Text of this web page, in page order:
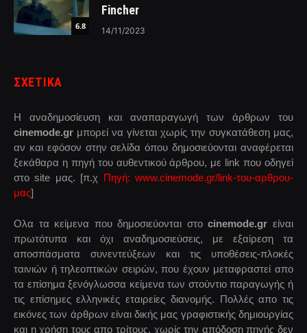
6.8
Fincher
14/11/2023
ΣΧΕΤΙΚΑ
Η αναδημοσίευση και αναπαραγωγή των άρθρων του
cinemode.gr μπορεί να γίνεται χωρίς την συγκατάθεση μας,
αν και εφόσον στην σελίδα όπου δημοσιεύονται αναφέρεται
ξεκάθαρα η πηγή του αυθεντικού άρθρου, με link που οδηγεί
στο site μας. [π.χ Πηγή: www.cinemode.gr/link-του-αρθρου-
μας]
Ολα τα κείμενα που δημοσιεύονται στοcinemode.gr είναι
πρωτότυπα και όχι αναδημοσιεύσεις, με εξαίρεση τα
αποσπάσματα συνεντεύξεων και τις υποθέσεις-πλοκές
ταινιών ή τηλεοπτικών σειρών, που έχουν μεταφραστεί απο
τα επίσημα ξενόγλωσσα κείμενα των στούντιο παραγωγής ή
τις επίσημες ελληνικές εταιρείες διανομής. Πολλές απο τις
εικόνες των άρθρων είναι δικής μας γραφιστικής δημιουργίας
και η χρήση τους απο τρίτους, χωρίς την απόδοση πηγής δεν